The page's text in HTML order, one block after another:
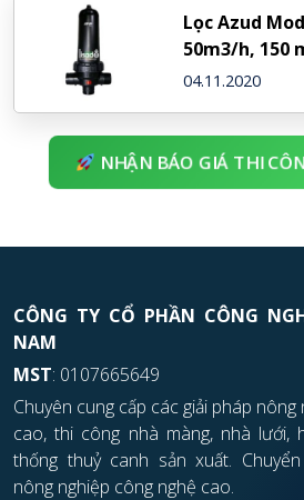
Lọc Azud
50m3/h, 150
(Spain)
04.11.2020
NHẬN BÁO GIÁ THI
CÔNG TY CỔ PHẦN CÔNG
NAM
MST: 0107665649
Chuyên cung cấp các giải pháp
cao, thi công nhà màng, nhà lưới,
thống thuỷ canh sản xuất.
nông nghiệp công nghệ cao.